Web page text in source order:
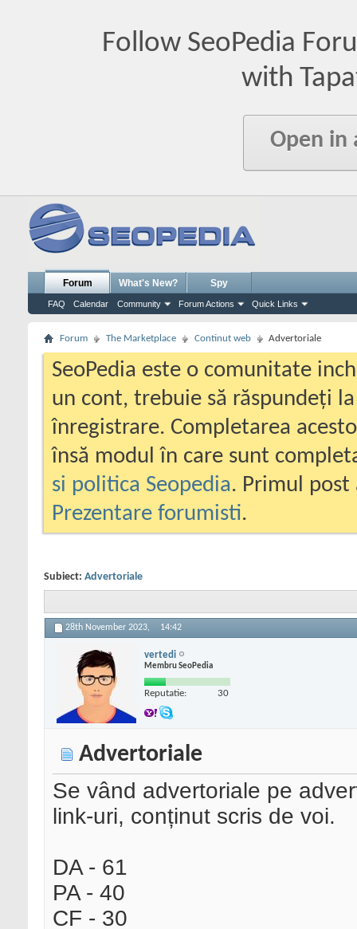
Follow SeoPedia
with
Open in
Forum
FAQ Calendar Community Forum Actions Quick Links
What's New? Spy
Forum The Marketplace Continut web Advertoriale
SeoPedia este o comunitate
un cont, trebuie să răspundeți
înregistrare. Completarea
însă modul în care sunt
si politica Seopedia. Primul
Prezentare forumisti.
Subiect: Advertoriale
28th November 2023, 14:42
vertedi
Membru SeoPedia
Reputatie: 30
Advertoriale
Se vând advertoriale pe
link-uri, conținut scris de voi.
DA - 61
PA - 40
CF - 30